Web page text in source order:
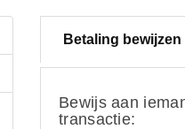
Betaling bewijzen
Bewijs aan
transactie: